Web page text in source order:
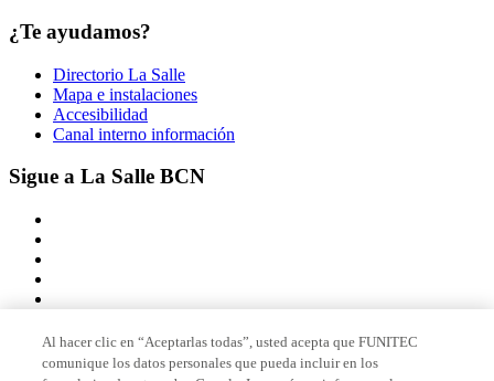
¿Te ayudamos?
Directorio La Salle
Mapa e instalaciones
Accesibilidad
Canal interno información
Sigue a La Salle BCN
Miembro de
Al hacer clic en “Aceptarlas todas”, usted acepta que FUNITEC
comunique los datos personales que pueda incluir en los